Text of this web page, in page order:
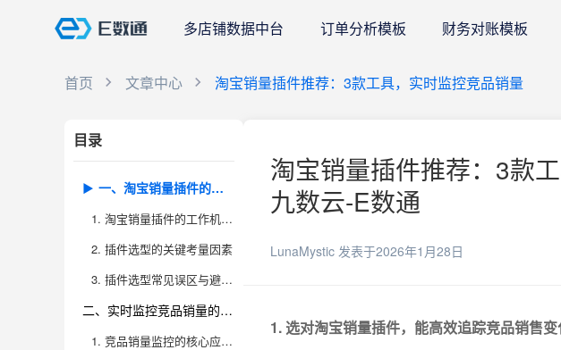
多店铺数据中台 订单分析模板 财务对账模板
首页 文章中心 淘宝销量插件推荐：3款工具，实时监控竞品销量
目录
一、淘宝销量插件的底层逻辑与选型建议
1. 淘宝销量插件的工作机制与核心价值
2. 插件选型的关键考量因素
3. 插件选型常见误区与避坑指南
二、实时监控竞品销量的场景应用与实际价值
1. 竞品销量监控的核心应用场景
淘宝销量插件推荐：3款
九数云-E数通
LunaMystic 发表于2026年1月28日
1. 选对淘宝销量插件，能高效追踪竞品销售变